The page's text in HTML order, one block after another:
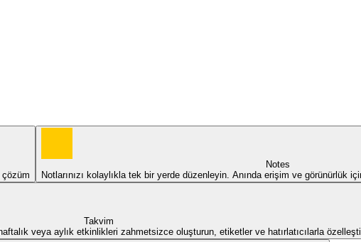
Notes
Notlarınızı kolaylıkla tek bir yerde düzenleyin. Anında erişim ve görünürlük
Takvim
veya aylık etkinlikleri zahmetsizce oluşturun, etiketler ve hatırlatıcılarla